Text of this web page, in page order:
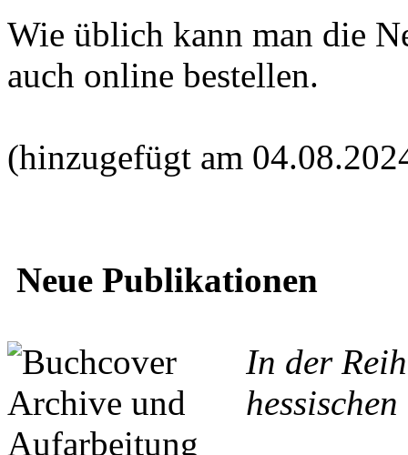
Wie üblich kann man die
auch online bestellen.
(hinzugefügt am
Neue Publikationen
In der